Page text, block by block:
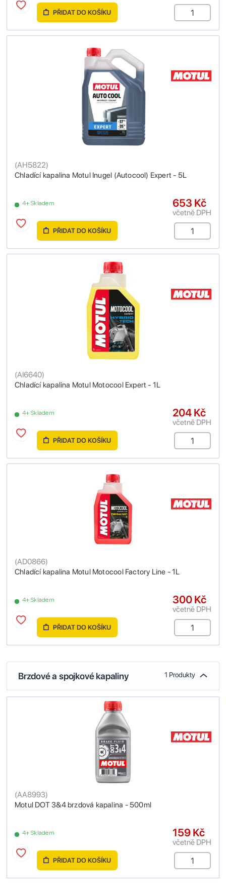
PŘIDAT DO KOŠÍKU
Chladící kapalina Motul Inugel (Autocool) Expert - 5L
(AH5822)
4+ Skladem 653 Kč
včetně DPH
PŘIDAT DO KOŠÍKU
Chladící kapalina Motul Motocool Expert - 1L
(AI6640)
4+ Skladem 204 Kč
včetně DPH
PŘIDAT DO KOŠÍKU
Chladící kapalina Motul Motocool Factory Line - 1L
(AD0866)
4+ Skladem 300 Kč
včetně DPH
PŘIDAT DO KOŠÍKU
Brzdové a spojkové kapaliny 1 Produkty
Motul DOT 3&4 brzdová kapalina - 500ml
(AA8993)
4+ Skladem 159 Kč
včetně DPH
PŘIDAT DO KOŠÍKU